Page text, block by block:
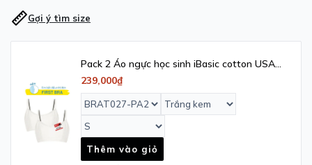
Gợi ý tìm size
Pack 2 Áo ngực học sinh iBasic cotton USA
kháng khuẩn dây nhỏ - BRAT027PA2
239,000₫
Thêm vào giỏ